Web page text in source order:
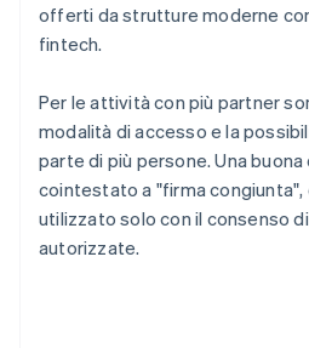
offerti da strutture moderne
fintech.
Per le attività con più partner
modalità di accesso e la
parte di più persone. Una
cointestato a "firma congiunta",
utilizzato solo con il consenso
autorizzate.